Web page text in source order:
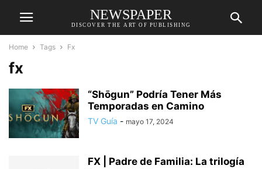
NEWSPAPER
DISCOVER THE ART OF PUBLISHING
Home Tags Fx
fx
“Shōgun” Podría Tener Más
Temporadas en Camino
TV Guía - mayo 17, 2024
FX | Padre de Familia: La trilogía